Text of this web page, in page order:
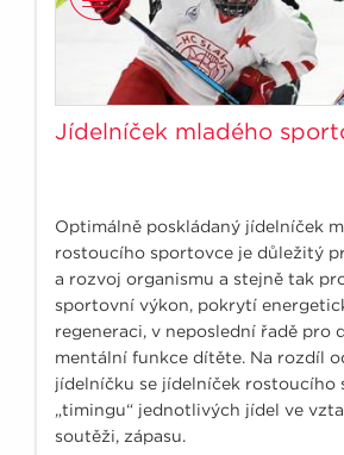
Jídelníček mladého
Optimálně poskládaný jídelníček
rostoucího sportovce je důležitý
a rozvoj organismu a stejně tak
sportovní výkon, pokrytí
regeneraci, v neposlední řadě pro
mentální funkce dítěte. Na rozdíl
jídelníčku se jídelníček rostoucího
„timingu“ jednotlivých jídel ve
soutěži, zápasu.